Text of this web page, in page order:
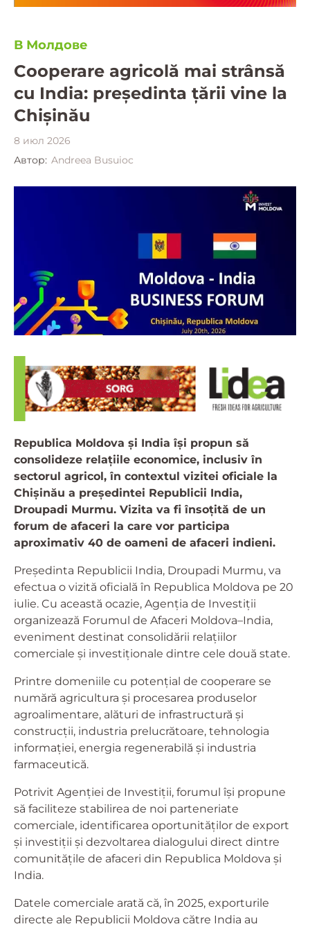
В Молдове
Cooperare agricolă mai strânsă
cu India: președinta țării vine la
Chișinău
8 июл 2026
Автор: Andreea Busuioc
Republica Moldova și India își propun să
consolideze relațiile economice, inclusiv în
sectorul agricol, în contextul vizitei oficiale la
Chișinău a președintei Republicii India,
Droupadi Murmu. Vizita va fi însoțită de un
forum de afaceri la care vor participa
aproximativ 40 de oameni de afaceri indieni.
Președinta Republicii India, Droupadi Murmu, va
efectua o vizită oficială în Republica Moldova pe 20
iulie. Cu această ocazie, Agenția de Investiții
organizează Forumul de Afaceri Moldova–India,
eveniment destinat consolidării relațiilor
comerciale și investiționale dintre cele două state.
Printre domeniile cu potențial de cooperare se
numără agricultura și procesarea produselor
agroalimentare, alături de infrastructură și
construcții, industria prelucrătoare, tehnologia
informației, energia regenerabilă și industria
farmaceutică.
Potrivit Agenției de Investiții, forumul își propune
să faciliteze stabilirea de noi parteneriate
comerciale, identificarea oportunităților de export
și investiții și dezvoltarea dialogului direct dintre
comunitățile de afaceri din Republica Moldova și
India.
Datele comerciale arată că, în 2025, exporturile
directe ale Republicii Moldova către India au